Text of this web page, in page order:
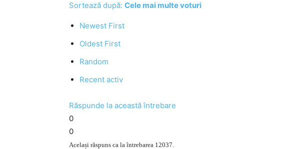
Sortează după: Cele mai multe voturi
Newest First
Oldest First
Random
Recent activ
Răspunde la această întrebare
0
0
Același răspuns ca la întrebarea 12037.